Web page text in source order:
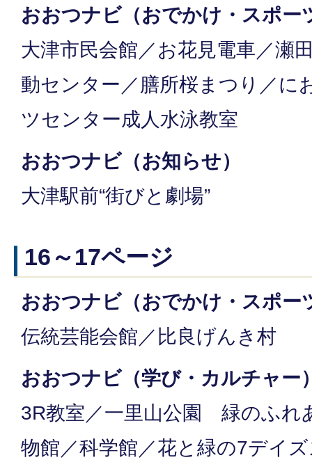
おおつナビ（おでかけ・スポー
大津市民会館／お花見電車／瀬
動センター／膳所桜まつり／に
ツセンター成人水泳教室
おおつナビ（お知らせ）
大津駅前“街びと劇場”
16～17ページ
おおつナビ（おでかけ・スポー
伝統芸能会館／比良げんき村
おおつナビ（学び・カルチャー
3R教室／一里山公園 緑のふれ
物館／科学館／花と緑の7デイ